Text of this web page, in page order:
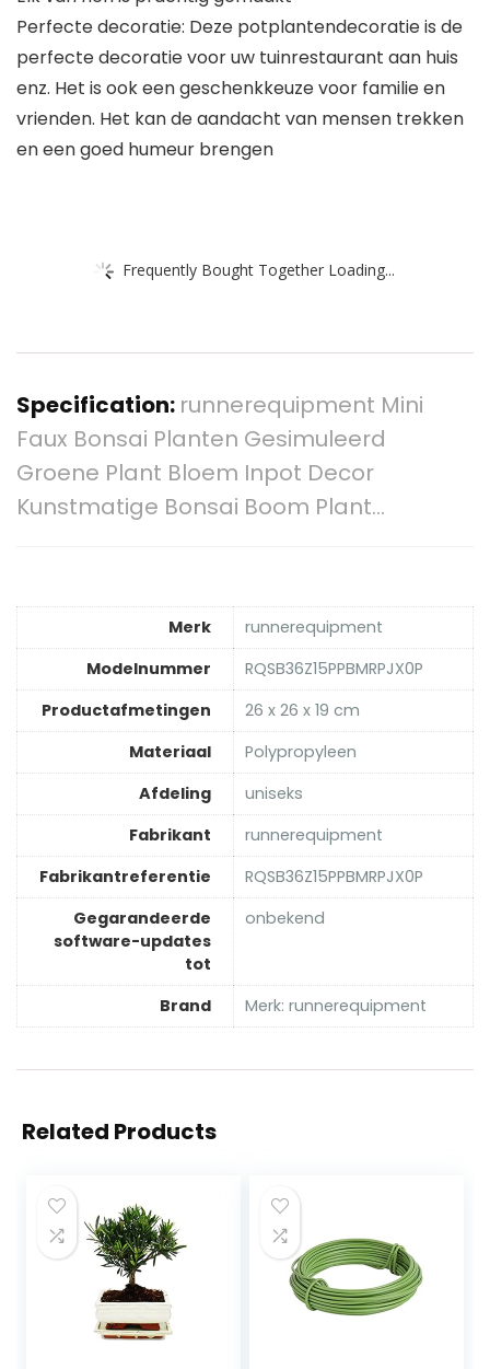
Perfecte decoratie: Deze potplantendecoratie is de
perfecte decoratie voor uw tuinrestaurant aan huis
enz. Het is ook een geschenkkeuze voor familie en
vrienden. Het kan de aandacht van mensen trekken
en een goed humeur brengen
Frequently Bought Together Loading...
Specification: runnerequipment Mini
Faux Bonsai Planten Gesimuleerd
Groene Plant Bloem Inpot Decor
Kunstmatige Bonsai Boom Plant…
Merk
‎runnerequipment
Modelnummer
‎RQSB36Z15PPBMRPJX0P
Productafmetingen
‎26 x 26 x 19 cm
Materiaal
‎Polypropyleen
Afdeling
‎uniseks
Fabrikant
‎runnerequipment
Fabrikantreferentie
‎RQSB36Z15PPBMRPJX0P
Gegarandeerde
software-updates
tot
‎onbekend
Brand Merk: runnerequipment
Related Products